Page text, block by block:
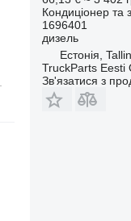
Кондиціонер та
1696401
дизель
Естонія,
TruckParts Eesti
Зв'язатися з